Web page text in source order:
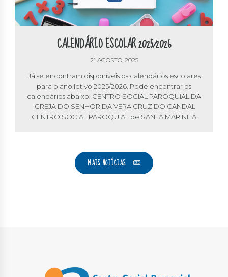
CALENDÁRIO ESCOLAR 2025/2026
21 AGOSTO, 2025
Já se encontram disponíveis os calendários escolares
para o ano letivo 2025/2026. Pode encontrar os
calendários abaixo: CENTRO SOCIAL PAROQUIAL DA
IGREJA DO SENHOR DA VERA CRUZ DO CANDAL
CENTRO SOCIAL PAROQUIAL de SANTA MARINHA
MAIS NOTÍCIAS